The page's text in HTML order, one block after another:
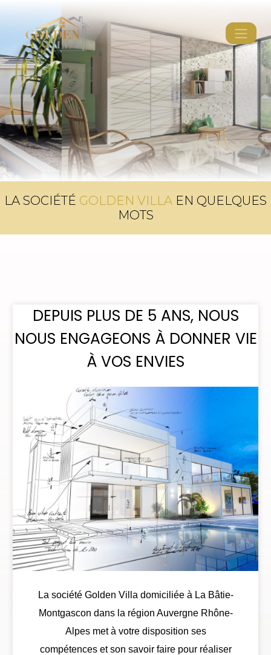
LA SOCIÉTÉ GOLDEN VILLA EN QUELQUES
MOTS
DEPUIS PLUS DE 5 ANS, NOUS
NOUS ENGAGEONS À DONNER VIE
À VOS ENVIES
La société Golden Villa domiciliée à La Bâtie-
Montgascon dans la région Auvergne Rhône-
Alpes met à votre disposition ses
compétences et son savoir faire pour réaliser